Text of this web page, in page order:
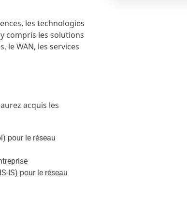
les technologies
compris les solutions
le WAN, les services
acquis les
pour le réseau
IS) pour le réseau